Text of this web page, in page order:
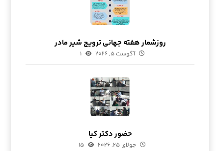
روزشمار هفته جهانی ترویج شیر مادر
آگوست ۵, ۲۰۲۶ ۱
حضور دکتر کیا
جولای ۲۵, ۲۰۲۶ ۱۵